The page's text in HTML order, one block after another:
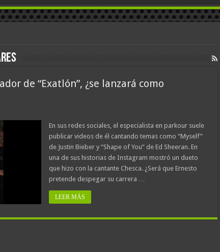
de “Exatlón”, ¿se lanzará como
En sus redes sociales, el especialista en parkour suele
publicar videos de él cantando temas como “Myself”
de Justin Bieber y “Shape of You” de Ed Sheeran. En
una de sus historias de Instagram mostró un dueto
que hizo con la cantante Chesca. ¿Será que Ernesto
pretende despegar su carrera …
LEER MÁS